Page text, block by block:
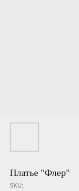
Платье "Флер"
SKU: